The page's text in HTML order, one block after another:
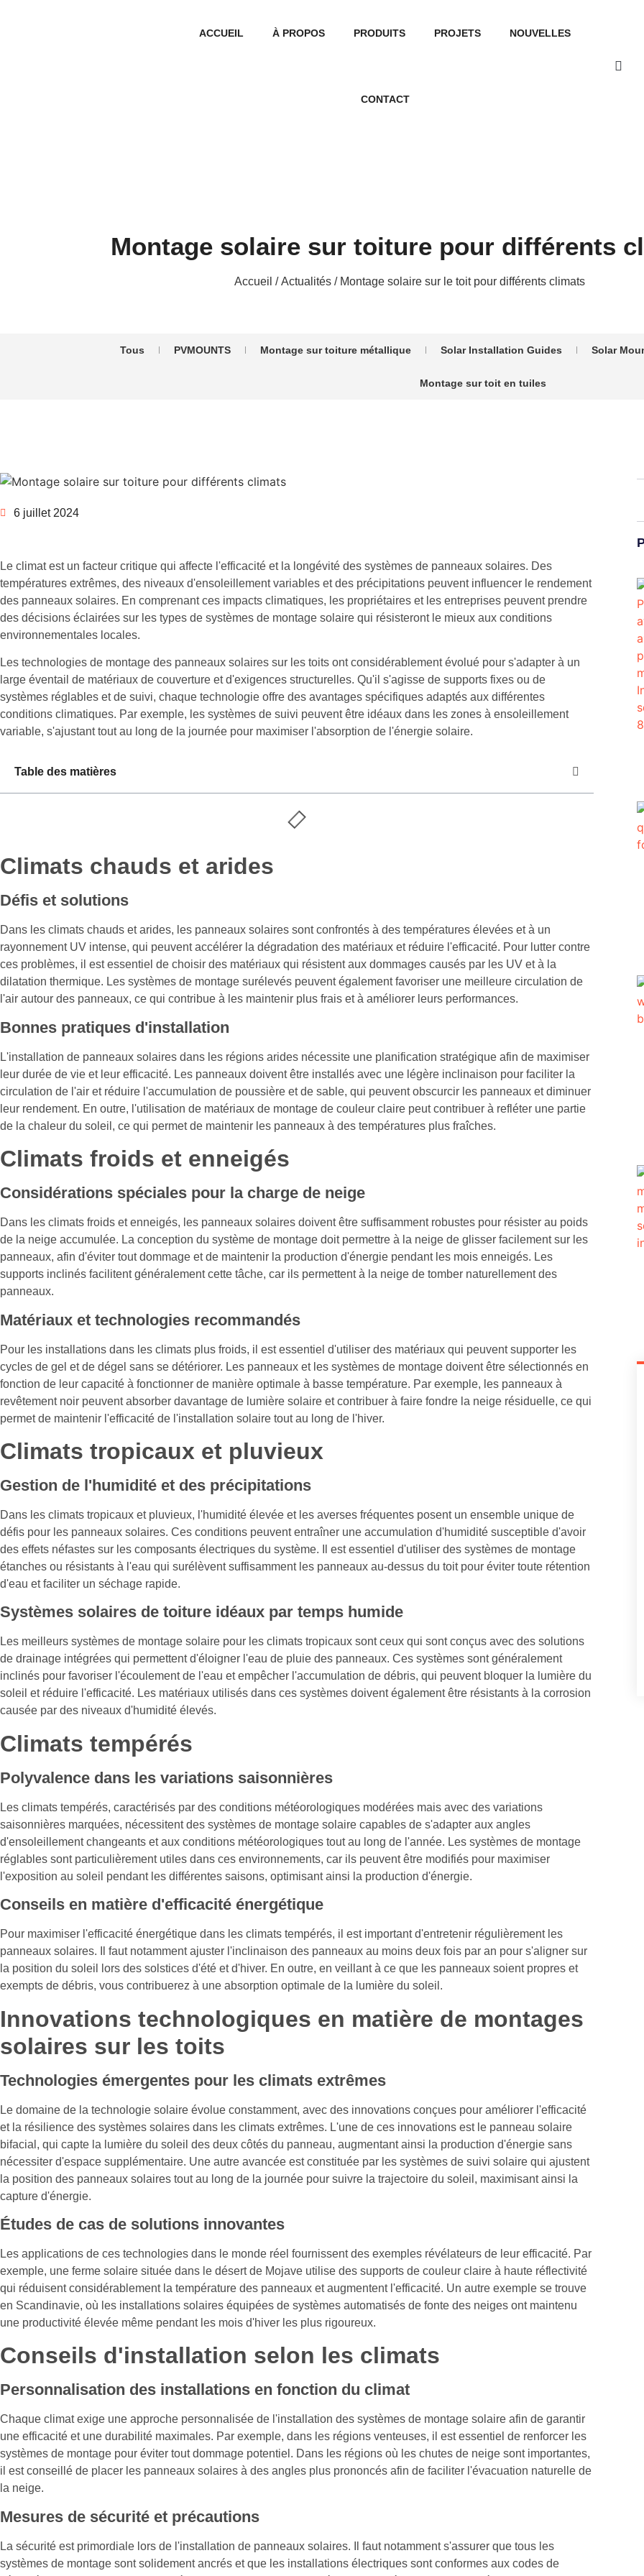
ACCUEIL À PROPOS PRODUITS PROJETS NOUVELLES
CONTACT
Montage solaire sur toiture pour différents
Accueil /Actualités / Montage solaire sur le toit pour différents climats
Tous PVMOUNTS Montage sur toiture métallique Solar Installation Guides Solar
Montage sur toit en tuiles
6 juillet 2024
Le climat est un facteur critique qui affecte l'efficacité et la longévité des systèmes de panneaux solaires. Des
températures extrêmes, des niveaux d'ensoleillement variables et des précipitations peuvent influencer le rendement
des panneaux solaires. En comprenant ces impacts climatiques, les propriétaires et les entreprises peuvent prendre
des décisions éclairées sur les types de systèmes de montage solaire qui résisteront le mieux aux conditions
environnementales locales.
Les technologies de montage des panneaux solaires sur les toits ont considérablement évolué pour s'adapter à un
large éventail de matériaux de couverture et d'exigences structurelles. Qu'il s'agisse de supports fixes ou de
systèmes réglables et de suivi, chaque technologie offre des avantages spécifiques adaptés aux différentes
conditions climatiques. Par exemple, les systèmes de suivi peuvent être idéaux dans les zones à ensoleillement
variable, s'ajustant tout au long de la journée pour maximiser l'absorption de l'énergie solaire.
Table des matières
Climats chauds et arides
Défis et solutions
Dans les climats chauds et arides, les panneaux solaires sont confrontés à des températures élevées et à un
rayonnement UV intense, qui peuvent accélérer la dégradation des matériaux et réduire l'efficacité. Pour lutter contre
ces problèmes, il est essentiel de choisir des matériaux qui résistent aux dommages causés par les UV et à la
dilatation thermique. Les systèmes de montage surélevés peuvent également favoriser une meilleure circulation de
l'air autour des panneaux, ce qui contribue à les maintenir plus frais et à améliorer leurs performances.
Bonnes pratiques d'installation
L'installation de panneaux solaires dans les régions arides nécessite une planification stratégique afin de maximiser
leur durée de vie et leur efficacité. Les panneaux doivent être installés avec une légère inclinaison pour faciliter la
circulation de l'air et réduire l'accumulation de poussière et de sable, qui peuvent obscurcir les panneaux et diminuer
leur rendement. En outre, l'utilisation de matériaux de montage de couleur claire peut contribuer à refléter une partie
de la chaleur du soleil, ce qui permet de maintenir les panneaux à des températures plus fraîches.
Climats froids et enneigés
Considérations spéciales pour la charge de neige
Dans les climats froids et enneigés, les panneaux solaires doivent être suffisamment robustes pour résister au poids
de la neige accumulée. La conception du système de montage doit permettre à la neige de glisser facilement sur les
panneaux, afin d'éviter tout dommage et de maintenir la production d'énergie pendant les mois enneigés. Les
supports inclinés facilitent généralement cette tâche, car ils permettent à la neige de tomber naturellement des
panneaux.
Matériaux et technologies recommandés
Pour les installations dans les climats plus froids, il est essentiel d'utiliser des matériaux qui peuvent supporter les
cycles de gel et de dégel sans se détériorer. Les panneaux et les systèmes de montage doivent être sélectionnés en
fonction de leur capacité à fonctionner de manière optimale à basse température. Par exemple, les panneaux à
revêtement noir peuvent absorber davantage de lumière solaire et contribuer à faire fondre la neige résiduelle, ce qui
permet de maintenir l'efficacité de l'installation solaire tout au long de l'hiver.
Climats tropicaux et pluvieux
Gestion de l'humidité et des précipitations
Dans les climats tropicaux et pluvieux, l'humidité élevée et les averses fréquentes posent un ensemble unique de
défis pour les panneaux solaires. Ces conditions peuvent entraîner une accumulation d'humidité susceptible d'avoir
des effets néfastes sur les composants électriques du système. Il est essentiel d'utiliser des systèmes de montage
étanches ou résistants à l'eau qui surélèvent suffisamment les panneaux au-dessus du toit pour éviter toute rétention
d'eau et faciliter un séchage rapide.
Systèmes solaires de toiture idéaux par temps humide
Les meilleurs systèmes de montage solaire pour les climats tropicaux sont ceux qui sont conçus avec des solutions
de drainage intégrées qui permettent d'éloigner l'eau de pluie des panneaux. Ces systèmes sont généralement
inclinés pour favoriser l'écoulement de l'eau et empêcher l'accumulation de débris, qui peuvent bloquer la lumière du
soleil et réduire l'efficacité. Les matériaux utilisés dans ces systèmes doivent également être résistants à la corrosion
causée par des niveaux d'humidité élevés.
Climats tempérés
Polyvalence dans les variations saisonnières
Les climats tempérés, caractérisés par des conditions météorologiques modérées mais avec des variations
saisonnières marquées, nécessitent des systèmes de montage solaire capables de s'adapter aux angles
d'ensoleillement changeants et aux conditions météorologiques tout au long de l'année. Les systèmes de montage
réglables sont particulièrement utiles dans ces environnements, car ils peuvent être modifiés pour maximiser
l'exposition au soleil pendant les différentes saisons, optimisant ainsi la production d'énergie.
Conseils en matière d'efficacité énergétique
Pour maximiser l'efficacité énergétique dans les climats tempérés, il est important d'entretenir régulièrement les
panneaux solaires. Il faut notamment ajuster l'inclinaison des panneaux au moins deux fois par an pour s'aligner sur
la position du soleil lors des solstices d'été et d'hiver. En outre, en veillant à ce que les panneaux soient propres et
exempts de débris, vous contribuerez à une absorption optimale de la lumière du soleil.
Innovations technologiques en matière de montages
solaires sur les toits
Technologies émergentes pour les climats extrêmes
Le domaine de la technologie solaire évolue constamment, avec des innovations conçues pour améliorer l'efficacité
et la résilience des systèmes solaires dans les climats extrêmes. L'une de ces innovations est le panneau solaire
bifacial, qui capte la lumière du soleil des deux côtés du panneau, augmentant ainsi la production d'énergie sans
nécessiter d'espace supplémentaire. Une autre avancée est constituée par les systèmes de suivi solaire qui ajustent
la position des panneaux solaires tout au long de la journée pour suivre la trajectoire du soleil, maximisant ainsi la
capture d'énergie.
Études de cas de solutions innovantes
Les applications de ces technologies dans le monde réel fournissent des exemples révélateurs de leur efficacité. Par
exemple, une ferme solaire située dans le désert de Mojave utilise des supports de couleur claire à haute réflectivité
qui réduisent considérablement la température des panneaux et augmentent l'efficacité. Un autre exemple se trouve
en Scandinavie, où les installations solaires équipées de systèmes automatisés de fonte des neiges ont maintenu
une productivité élevée même pendant les mois d'hiver les plus rigoureux.
Conseils d'installation selon les climats
Personnalisation des installations en fonction du climat
Chaque climat exige une approche personnalisée de l'installation des systèmes de montage solaire afin de garantir
une efficacité et une durabilité maximales. Par exemple, dans les régions venteuses, il est essentiel de renforcer les
systèmes de montage pour éviter tout dommage potentiel. Dans les régions où les chutes de neige sont importantes,
il est conseillé de placer les panneaux solaires à des angles plus prononcés afin de faciliter l'évacuation naturelle de
la neige.
Mesures de sécurité et précautions
La sécurité est primordiale lors de l'installation de panneaux solaires. Il faut notamment s'assurer que tous les
systèmes de montage sont solidement ancrés et que les installations électriques sont conformes aux codes de